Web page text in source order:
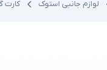
لوازم جانبی استوک کارت